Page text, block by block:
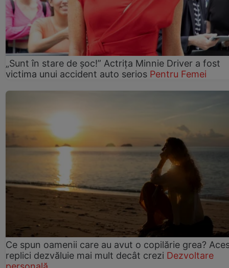
„Sunt în stare de șoc!” Actrița Minnie Driver a fost
victima unui accident auto serios Pentru Femei
Ce spun oamenii care au avut o copilărie grea?
replici dezvăluie mai mult decât crezi Dezvoltare